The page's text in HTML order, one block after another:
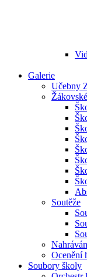
Galerie
Učebny
Soutěže
Ocenění
Soubory školy